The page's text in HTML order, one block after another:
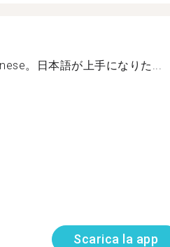
。日本語が上手になりた...
Scarica la app